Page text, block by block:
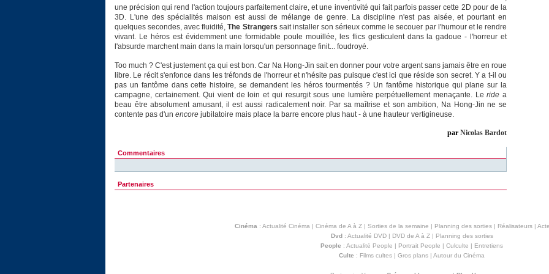
une précision qui rend l'action toujours parfaitement claire, et une inventivité qui fait parfois passer cette 2D pour de la
3D. L'une des spécialités maison est aussi de mélange de genre. La discipline n'est pas aisée, et pourtant en
quelques secondes, avec fluidité,The Strangers sait installer son sérieux comme le secouer par l'humour et le rendre
vivant. Le héros est évidemment une formidable poule mouillée, les flics gesticulent dans la gadoue - l'horreur et
l'absurde marchent main dans la main lorsqu'un personnage finit... foudroyé.
Too much ? C'est justement ça qui est bon. Car Na Hong-Jin sait en donner pour votre argent sans jamais être en roue
libre. Le récit s'enfonce dans les tréfonds de l'horreur et n'hésite pas puisque c'est ici que réside son secret. Y a t-il ou
pas un fantôme dans cette histoire, se demandent les héros tourmentés ? Un fantôme historique qui plane sur la
campagne, certainement. Qui vient de loin et qui resurgit sous une lumière perpétuellement menaçante. Leride a
beau être absolument amusant, il est aussi radicalement noir. Par sa maîtrise et son ambition, Na Hong-Jin ne se
contente pas d'un encore jubilatoire mais place la barre encore plus haut - à une hauteur vertigineuse.
par Nicolas Bardot
Commentaires
Partenaires
Cinéma : Actualité Cinéma | Cinéma de A à Z| Sorties de la semaine | Planning des sorties| Réalisateurs|
Dvd: Actualité DVD| DVD de A à Z| Planning des sorties
People : Actualité People | Portrait People | Culculte | Entretiens
Culte : Films cultes | Gros plans | Autour du Cinéma